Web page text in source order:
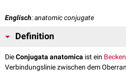
Englisch: anatomic conjugate
Definition
DieConjugata anatomica ist ein
Verbindungslinie zwischen dem